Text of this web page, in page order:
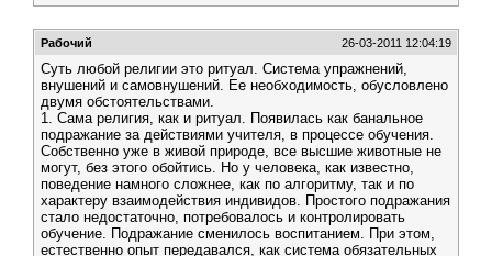
Рабочий 26-03-2011 12:04:19
Суть любой религии это ритуал. Система упражнений,
внушений и самовнушений. Ее необходимость, обусловлено
двумя обстоятельствами.
1. Сама религия, как и ритуал. Появилась как банальное
подражание за действиями учителя, в процессе обучения.
Собственно уже в живой природе, все высшие животные не
могут, без этого обойтись. Но у человека, как известно,
поведение намного сложнее, как по алгоритму, так и по
характеру взаимодействия индивидов. Простого подражания
стало недостаточно, потребовалось и контролировать
обучение. Подражание сменилось воспитанием. При этом,
естественно опыт передавался, как система обязательных